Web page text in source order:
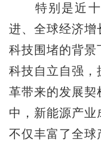
特别是近十
进、全球经济增
科技围堵的背景
科技自立自强，
革带来的发展契
中，新能源产业
不仅丰富了全球